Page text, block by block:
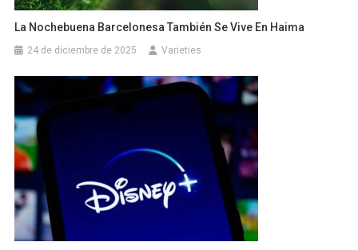
La Nochebuena Barcelonesa También Se Vive En Haima
24 de diciembre de 2025 Varieties